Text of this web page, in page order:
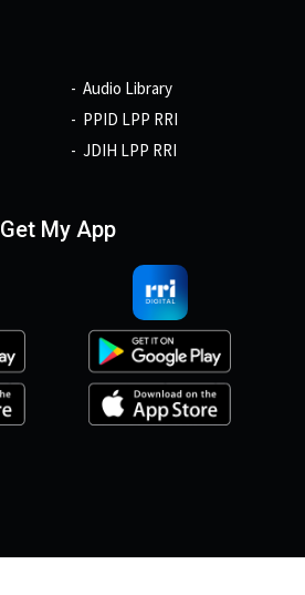
Audio Library
PPID LPP RRI
JDIH LPP RRI
Get My App